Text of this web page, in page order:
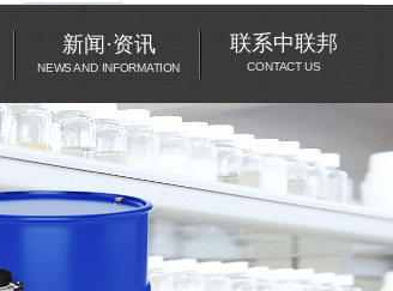
新闻 ·资讯
NEWS AND INFORMATION
联系中联邦
CONTACT US